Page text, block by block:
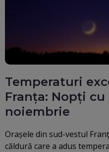
Temperaturi
Franța: Nopți cu
noiembrie
Orașele din sud-vestul
căldură care a adus